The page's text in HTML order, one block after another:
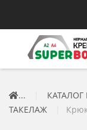
...
ТАКЕЛАЖ